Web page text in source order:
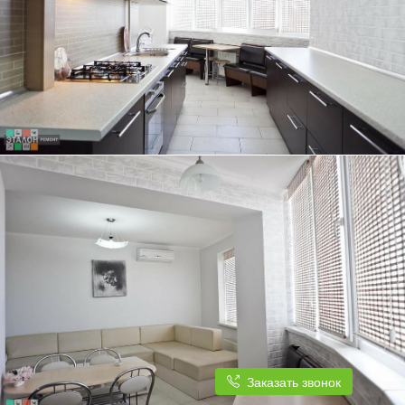
ТРЕХКОМНАТНАЯ КВАРТИРА, 84 КВ.М.
КУХНЯ ПОД ЕДИНОЙ СТОЛЕШНИЦЕЙ ОТЛИЧНО ГАРМОНИРУЕТ С
ДИЗАЙНОМ КВАРТИРЫ
ТРЕХКОМНАТНАЯ КВАРТИРА, 84 КВ.М.
КУХНЯ ПЛАВНО ПЕРЕХОДИТ В СВЕТЛУЮ И ПРОСТОРНУЮ ГОСТИНУЮ
Заказать звонок